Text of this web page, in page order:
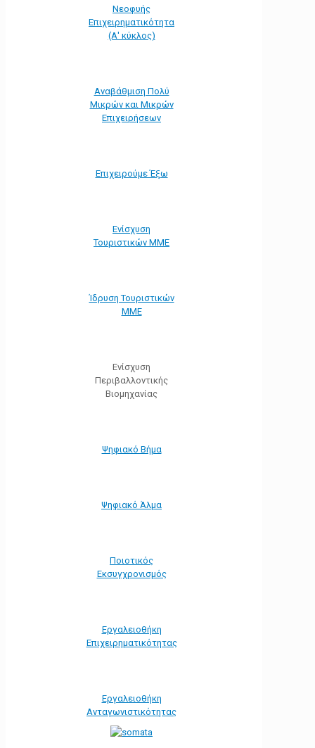
Νεοφυής
Επιχειρηματικότητα
(Α' κύκλος)
Αναβάθμιση Πολύ
Μικρών και Μικρών
Επιχειρήσεων
Επιχειρούμε Έξω
Ενίσχυση
Τουριστικών ΜΜΕ
Ίδρυση Τουριστικών
ΜΜΕ
Ενίσχυση
Περιβαλλοντικής
Βιομηχανίας
Ψηφιακό Βήμα
Ψηφιακό Άλμα
Ποιοτικός
Εκσυγχρονισμός
Εργαλειοθήκη
Eπιχειρηματικότητας
Εργαλειοθήκη
Ανταγωνιστικότητας